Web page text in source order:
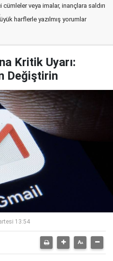
veya imalar, inançlara saldırı
harflerle yazılmış yorumlar
Kritik Uyarı:
Değiştirin
13:54